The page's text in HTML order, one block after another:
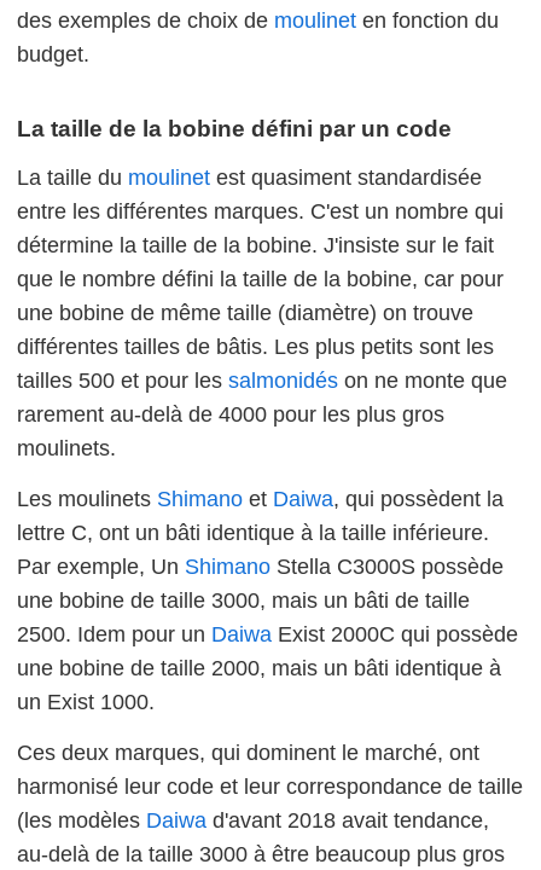
des exemples de choix de moulinet en fonction du
budget.
La taille de la bobine défini par un code
La taille du moulinet est quasiment standardisée
entre les différentes marques. C'est un nombre qui
détermine la taille de la bobine. J'insiste sur le fait
que le nombre défini la taille de la bobine, car pour
une bobine de même taille (diamètre) on trouve
différentes tailles de bâtis. Les plus petits sont les
tailles 500 et pour les salmonidés on ne monte que
rarement au-delà de 4000 pour les plus gros
moulinets.
Les moulinets Shimano et Daiwa, qui possèdent la
lettre C, ont un bâti identique à la taille inférieure.
Par exemple, Un Shimano Stella C3000S possède
une bobine de taille 3000, mais un bâti de taille
2500. Idem pour un Daiwa Exist 2000C qui possède
une bobine de taille 2000, mais un bâti identique à
un Exist 1000.
Ces deux marques, qui dominent le marché, ont
harmonisé leur code et leur correspondance de taille
(les modèles Daiwa d'avant 2018 avait tendance,
au-delà de la taille 3000 à être beaucoup plus gros